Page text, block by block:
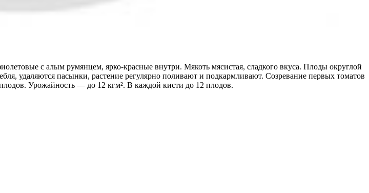
с алым румянцем, ярко-красные внутри. Мякоть мясистая, сладкого вкуса. Плоды округлой
удаляются пасынки, растение регулярно поливают и подкармливают. Созревание первых томатов
Урожайность — до 12 кгм². В каждой кисти до 12 плодов.